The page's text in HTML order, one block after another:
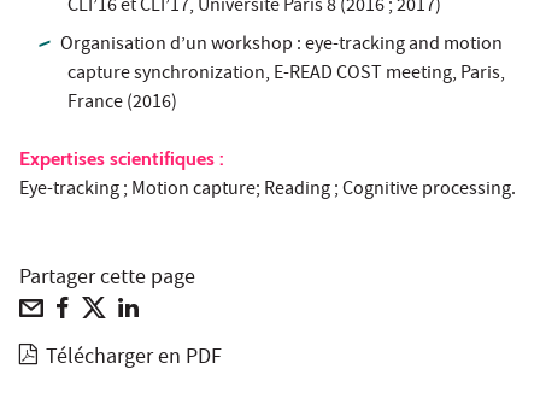
CLI’16 et CLI’17, Université Paris 8 (2016 ; 2017)
Organisation d’un workshop : eye-tracking and motion
capture synchronization, E-READ COST meeting, Paris,
France (2016)
Expertises scientifiques :
Eye-tracking ; Motion capture; Reading ; Cognitive processing.
Partager cette page
Télécharger en PDF